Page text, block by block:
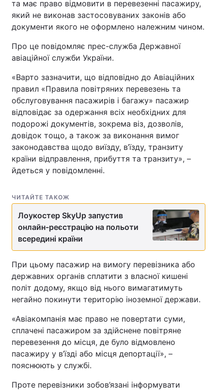
та має право відмовити в перевезенні пасажиру,
який не виконав застосовуваних законів або
документи якого не оформлено належним чином.
Про це повідомляє прес-служба Державної
авіаційної служби України.
«Варто зазначити, що відповідно до Авіаційних
правил «Правила повітряних перевезень та
обслуговування пасажирів і багажу» пасажир
відповідає за одержання всіх необхідних для
подорожі документів, зокрема віз, дозволів,
довідок тощо, а також за виконання вимог
законодавства щодо виїзду, в’їзду, транзиту
країни відправлення, прибуття та транзиту», –
йдеться у повідомленні.
ЧИТАЙТЕ ТАКОЖ
Лоукостер SkyUp запустив
онлайн-реєстрацію на польоти
всередині країни
При цьому пасажир на вимогу перевізника або
державних органів сплатити з власної кишені
політ додому, якщо від нього вимагатимуть
негайно покинути територію іноземної держави.
«Авіакомпанія має право не повертати суми,
сплачені пасажиром за здійснене повітряне
перевезення до місця, де було відмовлено
пасажиру у в’їзді або місця депортації», –
пояснюють у службі.
Проте перевізники зобов’язані інформувати